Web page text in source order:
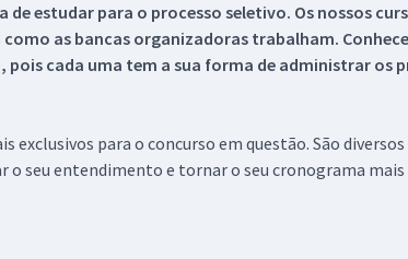
de estudar para o processo seletivo. Os nossos
as bancas organizadoras trabalham.
cada uma tem a sua forma de administrar os
exclusivos para o concurso em questão. São
seu entendimento e tornar o seu cronograma